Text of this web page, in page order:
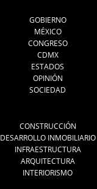
GOBIERNO
MÉXICO
CONGRESO
CDMX
ESTADOS
OPINIÓN
SOCIEDAD
CONSTRUCCIÓN
DESARROLLO INMOBILIARIO
INFRAESTRUCTURA
ARQUITECTURA
INTERIORISMO